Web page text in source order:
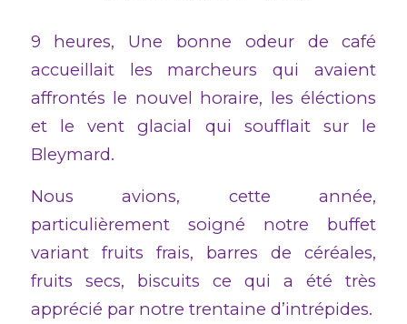
9 heures, Une bonne odeur de café
accueillait les marcheurs qui avaient
affrontés le nouvel horaire, les éléctions
et le vent glacial qui soufflait sur le
Bleymard.
Nous avions, cette année,
particulièrement soigné notre buffet
variant fruits frais, barres de céréales,
fruits secs, biscuits ce qui a été très
apprécié par notre trentaine d’intrépides.